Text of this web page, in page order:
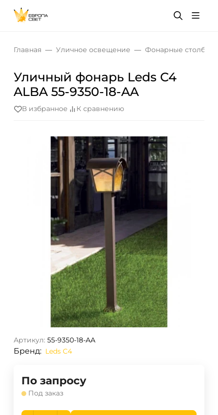
Главная Уличное освещение Фонарные столбы
Уличный фонарь Leds C4
ALBA 55-9350-18-AA
В избранное К сравнению
Артикул: 55-9350-18-AA
Бренд: Leds C4
По запросу
Под заказ